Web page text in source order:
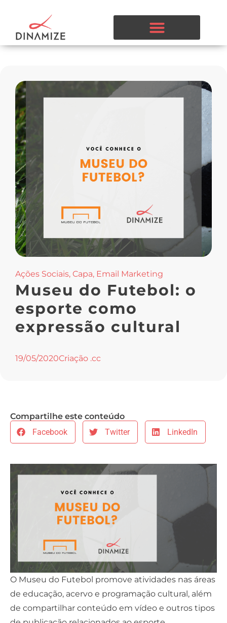
Ações Sociais, Capa, Email Marketing
Museu do Futebol: o
esporte como
expressão cultural
19/05/2020Criação .cc
Compartilhe este conteúdo
Facebook
Twitter LinkedIn
O Museu do Futebol promove atividades nas áreas
de educação, acervo e programação cultural, além
de compartilhar conteúdo em vídeo e outros tipos